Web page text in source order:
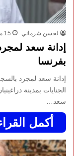
لحسن شرماني 15 مايو، 2026
إدانة سعد
بفرنسا
إدانة سعد لمجرد
الجنايات بمدينة
سعد…
أكمل